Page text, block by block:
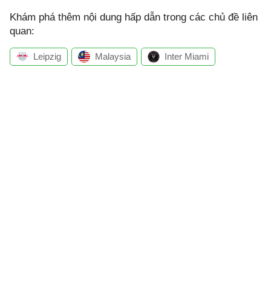
Khám phá thêm nội dung hấp dẫn trong các chủ đề liên
quan:
Leipzig Malaysia Inter Miami